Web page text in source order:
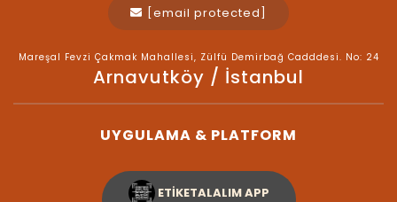
[email protected]
Mareşal Fevzi Çakmak Mahallesi, Zülfü Demirbağ Cadddesi. No: 24
Arnavutköy / İstanbul
UYGULAMA & PLATFORM
ETİKETALALIM APP